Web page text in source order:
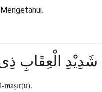
الْعِقَابِ ذِى
maṣīr(u).